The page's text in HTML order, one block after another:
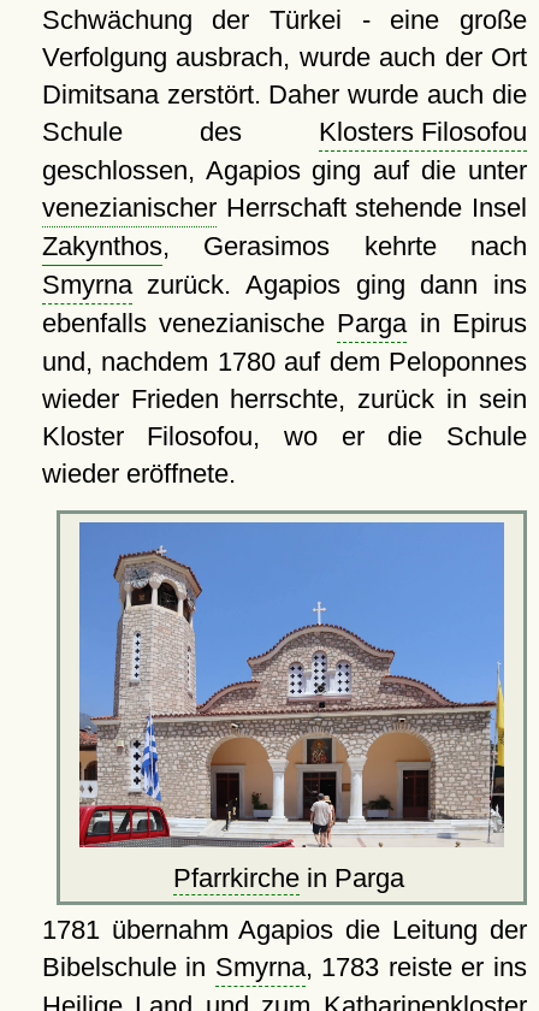
Schwächung der Türkei - eine große
Verfolgung ausbrach, wurde auch der Ort
Dimitsana zerstört. Daher wurde auch die
Schule des Klosters Filosofou
geschlossen, Agapios ging auf die unter
venezianischerHerrschaft stehende Insel
Zakynthos, Gerasimos kehrte nach
Smyrnazurück. Agapios ging dann ins
ebenfalls venezianische Pargain Epirus
und, nachdem 1780 auf dem Peloponnes
wieder Frieden herrschte, zurück in sein
Kloster Filosofou, wo er die Schule
wieder eröffnete.
Pfarrkirchein Parga
1781 übernahm Agapios die Leitung der
Bibelschule in Smyrna, 1783 reiste er ins